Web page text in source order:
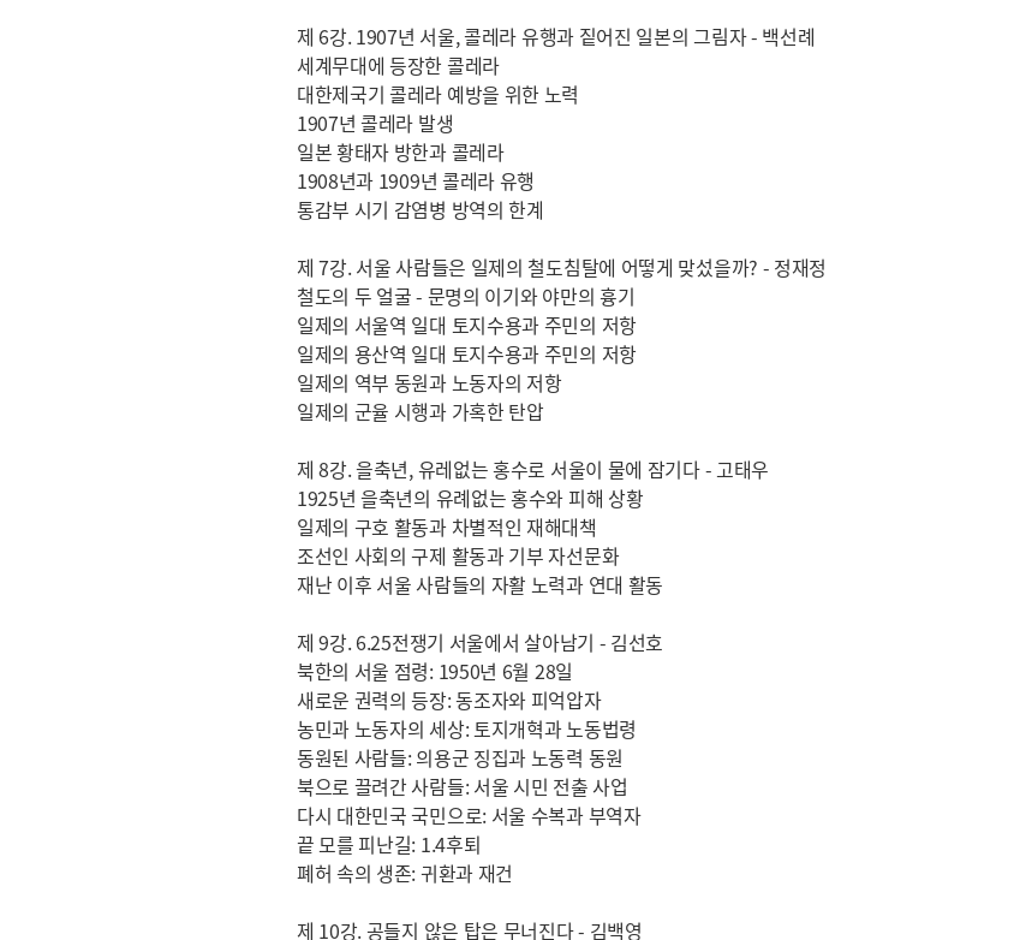
제 6강. 1907년 서울, 콜레라 유행과 짙어진 일본의 그림자 - 백선례
세계무대에 등장한 콜레라
대한제국기 콜레라 예방을 위한 노력
1907년 콜레라 발생
일본 황태자 방한과 콜레라
1908년과 1909년 콜레라 유행
통감부 시기 감염병 방역의 한계
제 7강. 서울 사람들은 일제의 철도침탈에 어떻게 맞섰을까? - 정재정
철도의 두 얼굴 - 문명의 이기와 야만의 흉기
일제의 서울역 일대 토지수용과 주민의 저항
일제의 용산역 일대 토지수용과 주민의 저항
일제의 역부 동원과 노동자의 저항
일제의 군율 시행과 가혹한 탄압
제 8강. 을축년, 유레없는 홍수로 서울이 물에 잠기다 - 고태우
1925년 을축년의 유례없는 홍수와 피해 상황
일제의 구호 활동과 차별적인 재해대책
조선인 사회의 구제 활동과 기부 자선문화
재난 이후 서울 사람들의 자활 노력과 연대 활동
제 9강. 6.25전쟁기 서울에서 살아남기 - 김선호
북한의 서울 점령: 1950년 6월 28일
새로운 권력의 등장: 동조자와 피억압자
농민과 노동자의 세상: 토지개혁과 노동법령
동원된 사람들: 의용군 징집과 노동력 동원
북으로 끌려간 사람들: 서울 시민 전출 사업
다시 대한민국 국민으로: 서울 수복과 부역자
끝 모를 피난길: 1.4후퇴
폐허 속의 생존: 귀환과 재건
제 10강. 공들지 않은 탑은 무너진다 - 김백영